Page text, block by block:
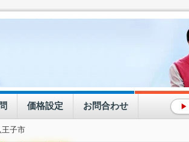
価格設定 お問合わせ ▶
王子市